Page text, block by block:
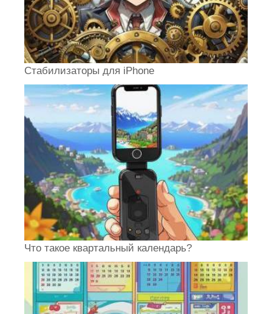
Стабилизаторы для iPhone
Что такое квартальный календарь?